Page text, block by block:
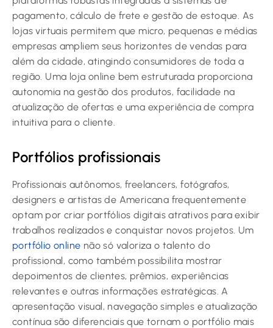
pagamento, cálculo de frete e gestão de estoque. As
lojas virtuais permitem que micro, pequenas e médias
empresas ampliem seus horizontes de vendas para
além da cidade, atingindo consumidores de toda a
região. Uma loja online bem estruturada proporciona
autonomia na gestão dos produtos, facilidade na
atualização de ofertas e uma experiência de compra
intuitiva para o cliente.
Portfólios profissionais
Profissionais autônomos, freelancers, fotógrafos,
designers e artistas de Americana frequentemente
optam por criar portfólios digitais atrativos para exibir
trabalhos realizados e conquistar novos projetos. Um
portfólio online não só valoriza o talento do
profissional, como também possibilita mostrar
depoimentos de clientes, prêmios, experiências
relevantes e outras informações estratégicas. A
apresentação visual, navegação simples e atualização
contínua são diferenciais que tornam o portfólio mais